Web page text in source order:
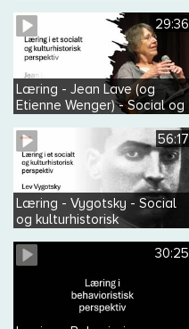
29:36
Læring - Jean Lave (og
Etienne Wenger) - Social og
56:17
Læring - Vygotsky - Social
og kulturhistorisk
30:25